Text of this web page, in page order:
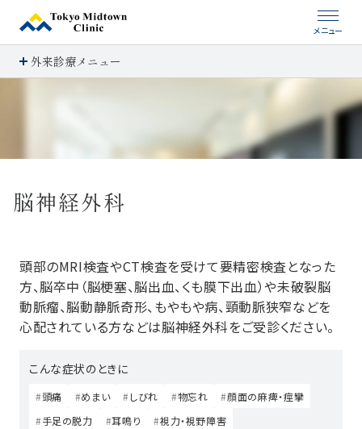
メニュー
外来診療メニュー
脳神経外科
頭部のMRI検査やCT検査を受けて要精密検査となった
方、脳卒中（脳梗塞、脳出血、くも膜下出血）や未破裂脳
動脈瘤、脳動静脈奇形、もやもや病、頸動脈狭窄などを
心配されている方などは脳神経外科をご受診ください。
こんな症状のときに
頭痛 めまい しびれ 物忘れ
顔面の麻痺・痙攣
手足の脱力
耳鳴り 視力・視野障害